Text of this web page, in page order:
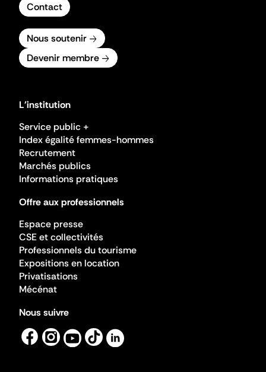
Contact
Nous soutenir
Devenir membre
L'institution
Service public +
Index égalité femmes-hommes
Recrutement
Marchés publics
Informations pratiques
Offre aux professionnels
Espace presse
CSE et collectivités
Professionnels du tourisme
Expositions en location
Privatisations
Mécénat
Nous suivre